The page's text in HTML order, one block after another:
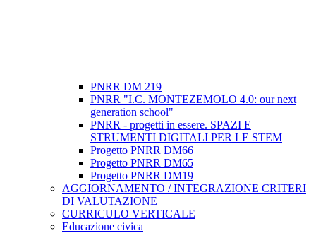
PNRR DM 219
PNRR "I.C. MONTEZEMOLO 4.0: our next
generation school"
PNRR - progetti in essere. SPAZI E
STRUMENTI DIGITALI PER LE STEM
Progetto PNRR DM66
Progetto PNRR DM65
Progetto PNRR DM19
AGGIORNAMENTO / INTEGRAZIONE CRITERI
DI VALUTAZIONE
CURRICULO VERTICALE
Educazione civica